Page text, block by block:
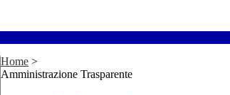
Home >
Amministrazione Trasparente